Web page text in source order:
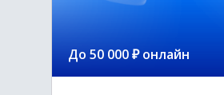
До 50 000 ₽ онлайн